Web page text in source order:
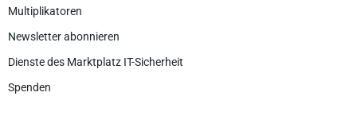
Multiplikatoren
Newsletter abonnieren
Dienste des Marktplatz IT-Sicherheit
Spenden